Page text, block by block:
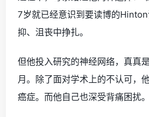
7岁就已经意识到要读博的
抑、沮丧中挣扎。
但他投入研究的神经网络，真真
月。除了面对学术上的不认可，
癌症。而他自己也深受背痛困扰。